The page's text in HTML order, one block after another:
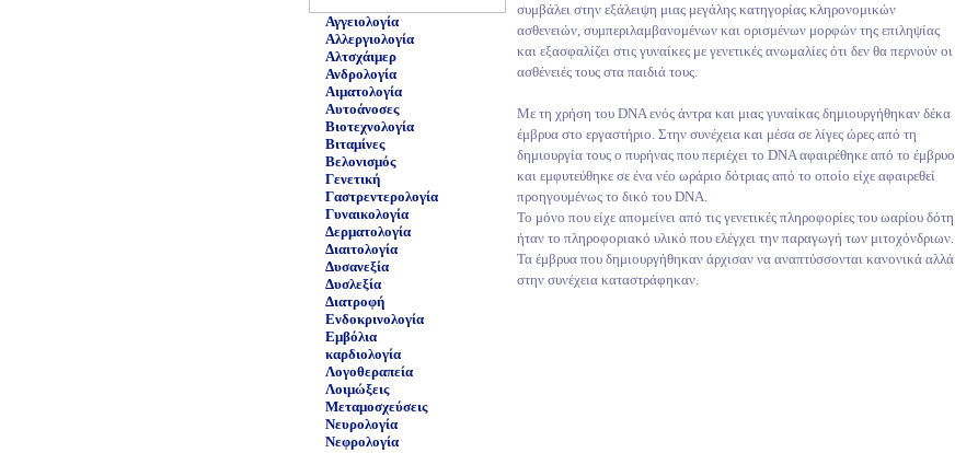
Αγγειολογία
Αλλεργιολογία
Αλτσχάιμερ
Ανδρολογία
Αιματολογία
Αυτοάνοσες
Βιοτεχνολογία
Βιταμίνες
Βελονισμός
Γενετική
Γαστρεντερολογία
Γυναικολογία
Δερματολογία
Διαιτολογία
Δυσανεξία
Δυσλεξία
Διατροφή
Ενδοκρινολογία
Εμβόλια
καρδιολογία
Λογοθεραπεία
Λοιμώξεις
Μεταμοσχεύσεις
Νευρολογία
Νεφρολογία
συμβάλει στην εξάλειψη μιας μεγάλης κατηγορίας κληρονομικών
ασθενειών, συμπεριλαμβανομένων και ορισμένων μορφών της επιληψίας
και εξασφαλίζει στις γυναίκες με γενετικές ανωμαλίες ότι δεν θα περνούν οι
ασθένειές τους στα παιδιά τους.
Με τη χρήση του DNA ενός άντρα και μιας γυναίκας δημιουργήθηκαν δέκα
έμβρυα στο εργαστήριο. Στην συνέχεια και μέσα σε λίγες ώρες από τη
δημιουργία τους ο πυρήνας που περιέχει το DNA αφαιρέθηκε από το έμβρυο
και εμφυτεύθηκε σε ένα νέο ωράριο δότριας από το οποίο είχε αφαιρεθεί
προηγουμένως το δικό του DNA.
Το μόνο που είχε απομείνει από τις γενετικές πληροφορίες του ωαρίου δότη
ήταν το πληροφοριακό υλικό που ελέγχει την παραγωγή των μιτοχόνδριων.
Τα έμβρυα που δημιουργήθηκαν άρχισαν να αναπτύσσονται κανονικά αλλά
στην συνέχεια καταστράφηκαν.